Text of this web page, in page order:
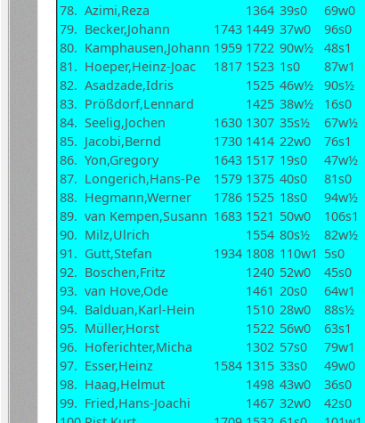
78. Azimi,Reza 1364 39s0 69w0
79. Becker,Johann 1743 1449 37w0 96s0
80. Kamphausen,Johann 1959 1722 90w½ 48s1
81. Hoeper,Heinz-Joac 1817 1523 1s0 87w1
82. Asadzade,Idris 1525 46w½ 90s½
83. Prößdorf,Lennard 1425 38w½ 16s0
84. Seelig,Jochen 1630 1307 35s½ 67w½
85. Jacobi,Bernd 1730 1414 22w0 76s1
86. Yon,Gregory 1643 1517 19s0 47w½
87. Longerich,Hans-Pe 1579 1375 40s0 81s0
88. Hegmann,Werner 1786 1525 18s0 94w½
89. van Kempen,Susann 1683 1521 50w0 106s1
90. Milz,Ulrich 1554 80s½ 82w½
91. Gutt,Stefan 1934 1808 110w1 5s0
92. Boschen,Fritz 1240 52w0 45s0
93. van Hove,Ode 1461 20s0 64w1
94. Balduan,Karl-Hein 1510 28w0 88s½
95. Müller,Horst 1522 56w0 63s1
96. Hoferichter,Micha 1302 57s0 79w1
97. Esser,Heinz 1584 1315 33s0 49w0
98. Haag,Helmut 1498 43w0 36s0
99. Fried,Hans-Joachi 1467 32w0 42s0